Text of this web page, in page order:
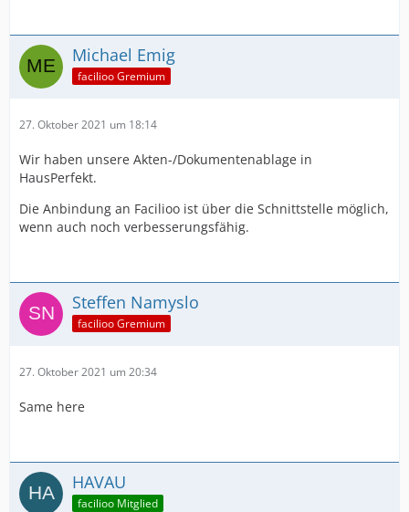
Michael Emig
facilioo Gremium
27. Oktober 2021 um 18:14
Wir haben unsere Akten-/Dokumentenablage in
HausPerfekt.
Die Anbindung an Facilioo ist über die Schnittstelle möglich,
wenn auch noch verbesserungsfähig.
Steffen Namyslo
facilioo Gremium
27. Oktober 2021 um 20:34
Same here
HAVAU
facilioo Mitglied